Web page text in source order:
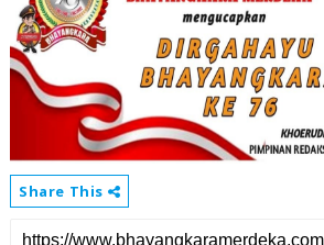
Share This